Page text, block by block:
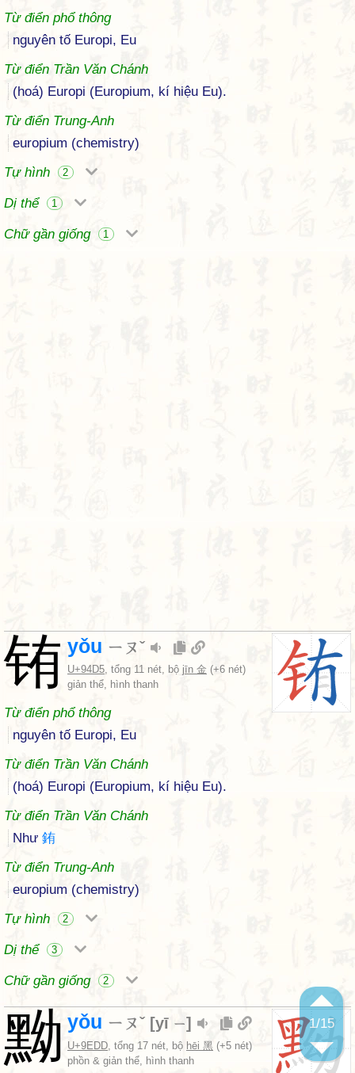
1/15
Từ điển phổ thông
nguyên tố Europi, Eu
Từ điển Trần Văn Chánh
(hoá) Europi (Europium, kí hiệu Eu).
Từ điển Trung-Anh
europium (chemistry)
Tự hình
2
Dị thể 1
Chữ gần giống 1
铕 yǒu ㄧㄡˇ
U+94D5, tổng 11 nét, bộ jīn 金 (+6 nét)
giản thể, hình thanh
Từ điển phổ thông
nguyên tố Europi, Eu
Từ điển Trần Văn Chánh
(hoá) Europi (Europium, kí hiệu Eu).
Từ điển Trần Văn Chánh
Như 銪
Từ điển Trung-Anh
europium (chemistry)
Tự hình
2
Dị thể 3
Chữ gần giống 2
黝 yǒu ㄧㄡˇ [yī ㄧ]
U+9EDD, tổng 17 nét, bộ hēi 黑 (+5 nét)
phồn & giản thể, hình thanh